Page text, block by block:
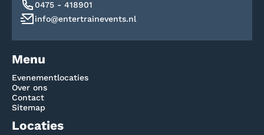
Menu
Evenementlocaties
Over ons
Contact
Sitemap
Locaties
0475 - 418901
info@entertrainevents.nl